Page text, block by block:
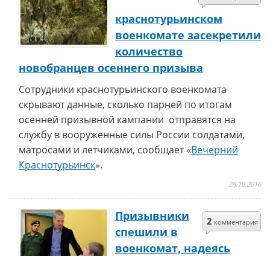
краснотурьинском
военкомате засекретили
количество
новобранцев осеннего призыва
Сотрудники краснотурьинского военкомата
скрывают данные, сколько парней по итогам
осенней призывной кампании отправятся на
службу в вооруженные силы России солдатами,
матросами и летчиками, сообщает «Вечерний
Краснотурьинск».
28.10.2016
2 комментария
Призывники
спешили в
военкомат, надеясь